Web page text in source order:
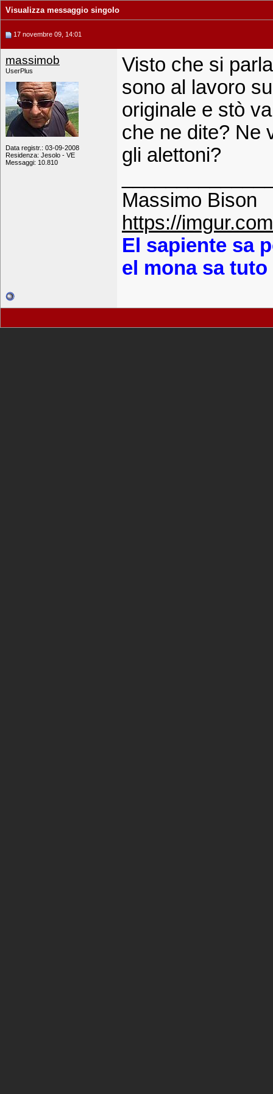
Visualizza messaggio singolo
17 novembre 09, 14:01
massimob
UserPlus
Data registr.: 03-09-2008
Residenza: Jesolo - VE
Messaggi: 10.810
Visto che si
sono al lavoro
originale e stò
che ne dite? Ne
gli alettoni?
Massimo Bison
https://
El sapiente sa
el mona sa tuto